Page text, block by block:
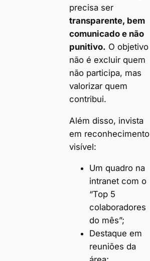
precisa ser
transparente, bem
comunicado e não
punitivo. O objetivo
não é excluir quem
não participa, mas
valorizar quem
contribui.
Além disso, invista
em reconhecimento
visível:
Um quadro na
intranet com o
“Top 5
colaboradores
do mês”;
Destaque em
reuniões da